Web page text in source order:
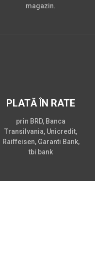
magazin.
PLATĂ ÎN RATE
prin BRD, Banca
Transilvania, Unicredit,
Raiffeisen, Garanti Bank,
tbi bank